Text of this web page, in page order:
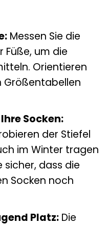
Messen Sie die
Füße, um die
Orientieren
Größentabellen
Socken:
der Stiefel
im Winter tragen
sicher, dass die
Socken noch
Platz:Die